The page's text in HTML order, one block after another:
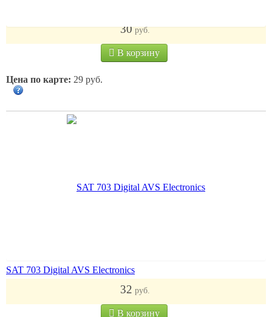
30 руб.
В корзину
Цена по карте: 29 руб.
SAT 703 Digital AVS Electronics
32 руб.
В корзину